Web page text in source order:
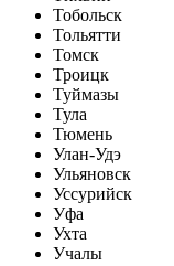
Тобольск
Тольятти
Томск
Троицк
Туймазы
Тула
Тюмень
Улан-Удэ
Ульяновск
Уссурийск
Уфа
Ухта
Учалы